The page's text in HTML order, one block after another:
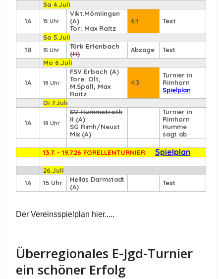
Sa 4.Juli
1A 15 Uhr
Vikt.Mömlingen
(A)
Tor: Max Raitz
6:1 Test
So 5.Juli
1B
15 Uhr
Türk Erlenbach
(H) Absage
Test
Mo 6.Juli
1A 18 Uhr
FSV Erbach (A)
Tore: Olt,
M.Spall, Max
Raitz
4:3
Turnier in
Rimhorn
Spielplan
Di 7.Juli
1A 18 Uhr
SV Hummetroth
II (A)
SG Rimh/Neust
Mix (A)
Turnier in
Rimhorn
Humme
sagt ab
13.7. - 19.7.26 FORELLENTURNIER Spielplan
26.Juli
1A
15 Uhr
Hellas Darmstadt
(A)
Test
Der Vereinsspielplan hier.....
Überregionales E-Jgd-Turnier
ein schöner Erfolg